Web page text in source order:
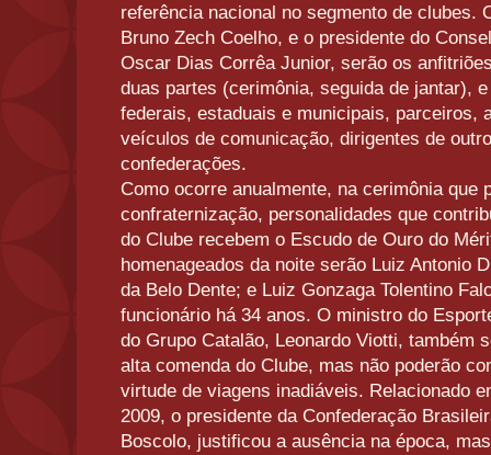
referência nacional no segmento de clubes.
Bruno Zech Coelho, e o presidente do
Oscar Dias Corrêa Junior, serão os
duas partes (cerimônia, seguida de jantar),
federais, estaduais e municipais, parceiros,
veículos de comunicação, dirigentes de
confederações.
Como ocorre anualmente, na cerimônia que
confraternização, personalidades que
do Clube recebem o Escudo de Ouro do
homenageados da noite serão Luiz Antonio
da Belo Dente; e Luiz Gonzaga Tolentino
funcionário há 34 anos. O ministro do
do Grupo Catalão, Leonardo Viotti, também
alta comenda do Clube, mas não poderão
virtude de viagens inadiáveis. Relacionado
2009, o presidente da Confederação
Boscolo, justificou a ausência na época,